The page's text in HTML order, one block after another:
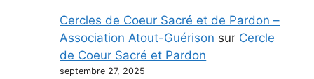
Cercles de Coeur Sacré et de Pardon –
Association Atout-Guérison sur Cercle
de Coeur Sacré et Pardon
septembre 27, 2025